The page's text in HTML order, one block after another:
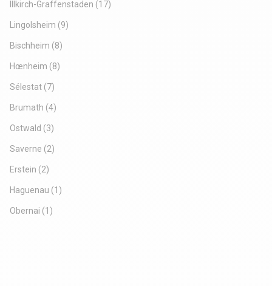
Illkirch-Graffenstaden (17)
Lingolsheim (9)
Bischheim (8)
Hœnheim (8)
Sélestat (7)
Brumath (4)
Ostwald (3)
Saverne (2)
Erstein (2)
Haguenau (1)
Obernai (1)